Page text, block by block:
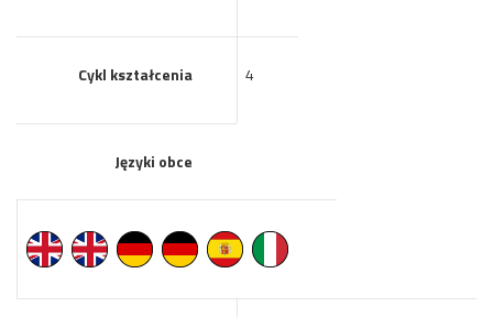
Cykl kształcenia 4
Języki obce